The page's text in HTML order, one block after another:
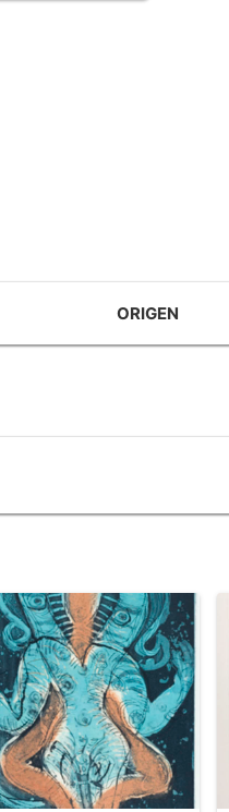
ORIGEN